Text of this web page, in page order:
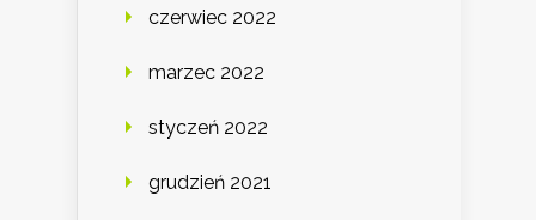
czerwiec 2022
marzec 2022
styczeń 2022
grudzień 2021